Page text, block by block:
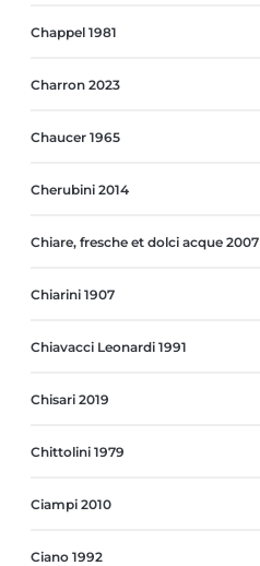
Chappel 1981
Charron 2023
Chaucer 1965
Cherubini 2014
Chiare, fresche et dolci acque 2007
Chiarini 1907
Chiavacci Leonardi 1991
Chisari 2019
Chittolini 1979
Ciampi 2010
Ciano 1992